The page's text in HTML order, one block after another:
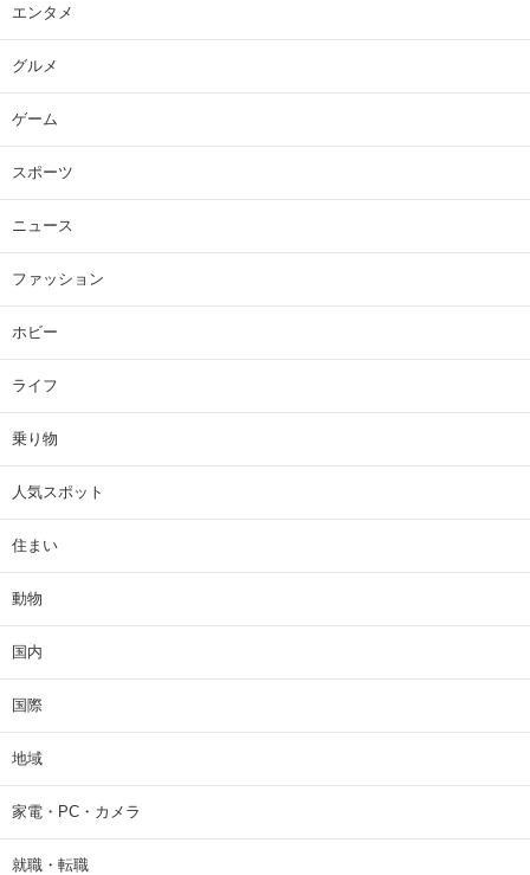
エンタメ
グルメ
ゲーム
スポーツ
ニュース
ファッション
ホビー
ライフ
乗り物
人気スポット
住まい
動物
国内
国際
地域
家電・PC・カメラ
就職・転職